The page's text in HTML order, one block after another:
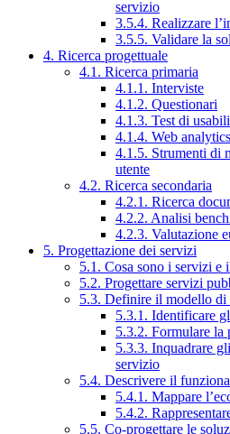
servizio
3.5.4. Realizzare
3.5.5. Validare la
4. Ricerca progettuale
4.1. Ricerca primaria
4.1.1. Interviste
4.1.2. Questionari
4.1.3. Test di
4.1.4. Web analytics
4.1.5. Strumenti di
utente
4.2. Ricerca secondaria
4.2.1. Ricerca
4.2.2. Analisi
4.2.3. Valutazione
5. Progettazione dei servizi
5.1. Cosa sono i servizi e
5.2. Progettare servizi
5.3. Definire il modello di
5.3.1. Identificare
5.3.2. Formulare la
5.3.3. Inquadrare
servizio
5.4. Descrivere il
5.4.1. Mappare
5.4.2.
5.5. Co-progettare le